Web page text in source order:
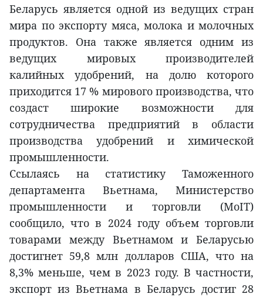
Беларусь является одной из ведущих стран
мира по экспорту мяса, молока и молочных
продуктов. Она также является одним из
ведущих мировых производителей
калийных удобрений, на долю которого
приходится 17 % мирового производства, что
создаст широкие возможности для
сотрудничества предприятий в области
производства удобрений и химической
промышленности.
Ссылаясь на статистику Таможенного
департамента Вьетнама, Министерство
промышленности и торговли (MoIT)
сообщило, что в 2024 году объем торговли
товарами между Вьетнамом и Беларусью
достигнет 59,8 млн долларов США, что на
8,3% меньше, чем в 2023 году. В частности,
экспорт из Вьетнама в Беларусь достиг 28